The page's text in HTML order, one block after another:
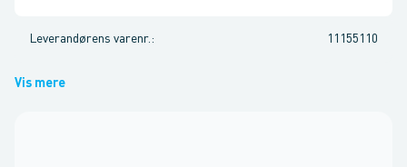
Leverandørens varenr. : 11155110
Vis mere